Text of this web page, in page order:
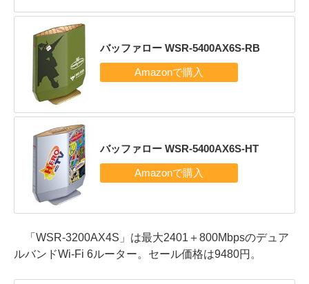
バッファロー WSR-5400AX6S-RB
バッファロー WSR-5400AX6S-HT
「WSR-3200AX4S」は最大2401＋800Mbpsのデュア
ルバンドWi-Fi 6ルーター。セール価格は9480円。